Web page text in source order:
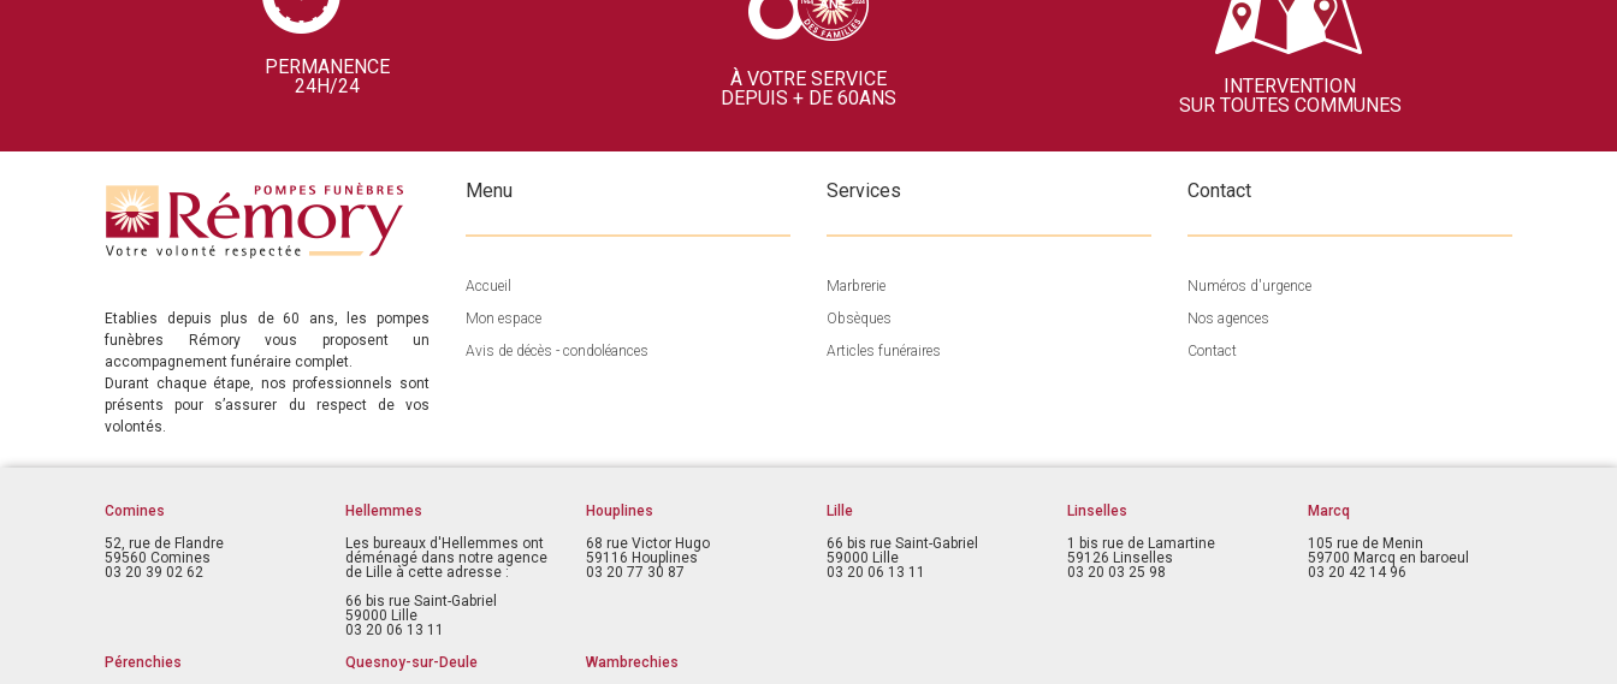
PERMANENCE
24H/24
À VOTRE SERVICE
DEPUIS + DE 60ANS
INTERVENTION
SUR TOUTES COMMUNES
Etablies depuis plus de 60 ans, les pompes
funèbres Rémory vous proposent un
accompagnement funéraire complet.
Durant chaque étape, nos professionnels sont
présents pour s’assurer du respect de vos
volontés.
Menu
Accueil
Mon espace
Avis de décès - condoléances
Services
Marbrerie
Obsèques
Articles funéraires
Contact
Numéros d'urgence
Nos agences
Contact
Comines
52, rue de Flandre
59560 Comines
03 20 39 02 62
Hellemmes
Les bureaux d'Hellemmes ont
déménagé dans notre agence
de Lille à cette adresse :
66 bis rue Saint-Gabriel
59000 Lille
03 20 06 13 11
Houplines
68 rue Victor Hugo
59116 Houplines
03 20 77 30 87
Lille
66 bis rue Saint-Gabriel
59000 Lille
03 20 06 13 11
Linselles
1 bis rue de Lamartine
59126 Linselles
03 20 03 25 98
Marcq
105 rue de Menin
59700 Marcq en baroeul
03 20 42 14 96
Pérenchies Quesnoy-sur-Deule Wambrechies